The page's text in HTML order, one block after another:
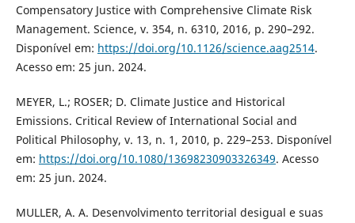
Compensatory Justice with Comprehensive Climate Risk
Management. Science, v. 354, n. 6310, 2016, p. 290–292.
Disponível em: https://doi.org/10.1126/science.aag2514.
Acesso em: 25 jun. 2024.
MEYER, L.; ROSER; D. Climate Justice and Historical
Emissions. Critical Review of International Social and
Political Philosophy, v. 13, n. 1, 2010, p. 229–253. Disponível
em: https://doi.org/10.1080/13698230903326349. Acesso
em: 25 jun. 2024.
MULLER, A. A. Desenvolvimento territorial desigual e suas